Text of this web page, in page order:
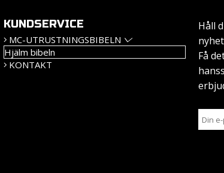
KUNDSERVICE
MC-UTRUSTNINGSBIBELN
Hjälm bibeln
KONTAKT
Håll
Få